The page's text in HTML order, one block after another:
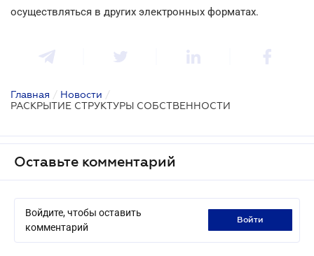
осуществляться в других электронных форматах.
Главная / Новости /
РАСКРЫТИЕ СТРУКТУРЫ СОБСТВЕННОСТИ
Оставьте комментарий
Войдите, чтобы оставить
комментарий
войти